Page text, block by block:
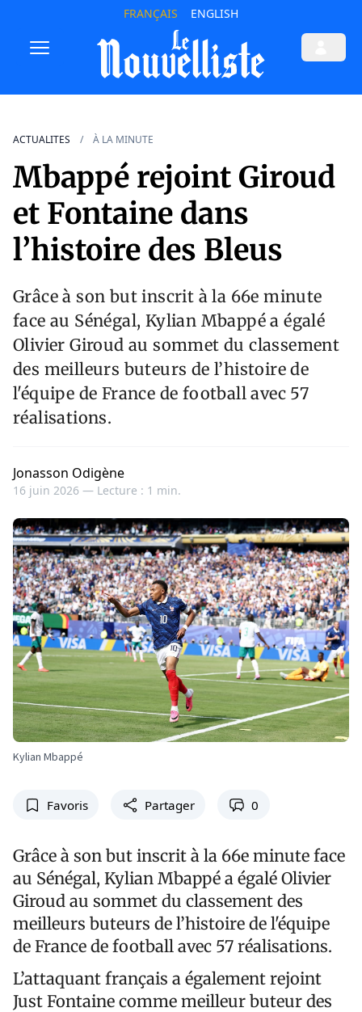
FRANÇAIS ENGLISH
ACTUALITES À LA MINUTE
Mbappé rejoint Giroud
et Fontaine dans
l’histoire des Bleus
Grâce à son but inscrit à la 66e minute
face au Sénégal, Kylian Mbappé a égalé
Olivier Giroud au sommet du classement
des meilleurs buteurs de l’histoire de
l'équipe de France de football avec 57
réalisations.
Jonasson Odigène
16 juin 2026 — Lecture : 1 min.
Kylian Mbappé
Favoris Partager 0
Grâce à son but inscrit à la 66e minute face
au Sénégal, Kylian Mbappé a égalé Olivier
Giroud au sommet du classement des
meilleurs buteurs de l’histoire de l'équipe
de France de football avec 57 réalisations.
L’attaquant français a également rejoint
Just Fontaine comme meilleur buteur des